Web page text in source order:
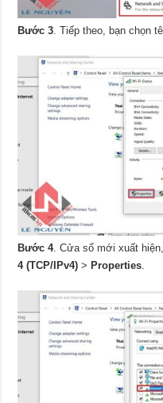
Bước 3. Tiếp theo, bạn chọn
Bước 4. Cửa sổ mới xuất
4 (TCP/IPv4) > Properties.